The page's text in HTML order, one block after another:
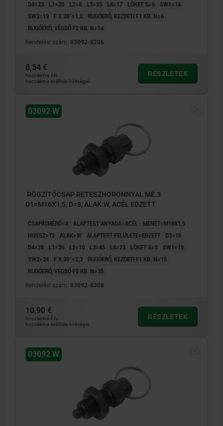
D4=23 L1=20 L2=8 L3=35 L4=17 LÖKET S=6
SW1=14
SW2=19
F X 30°=1,8
RUGÓERŐ, KEZDETI F1 KB. N=6
RUGÓERŐ, VÉGSŐ F2 KB. N=14
Rendelési szám: 03092-8206
8,34 €
hozzáértve Áfa
hozzáértve szállítási költségek
RÉSZLETEK
03092 W
RÖGZÍTŐCSAP RETESZHORONNYAL MÉ.3
D1=M16X1,5, D=8, ALAK:W, ACÉL EDZETT
CSAPÁTMÉRŐ=8 ALAPTEST ANYAGA=ACÉL
MENET=M16X1,5
HOSSZ=72 ALAK=W ALAPTEST FELÜLETE=EDZETT
D3=16
D4=28
L1=26 L2=10 L3=45 L4=23 LÖKET S=8
SW1=19
SW2=24
F X 30°=2,3
RUGÓERŐ, KEZDETI F1 KB. N=15
RUGÓERŐ, VÉGSŐ F2 KB. N=35
Rendelési szám: 03092-8308
10,90 €
hozzáértve Áfa
hozzáértve szállítási költségek
RÉSZLETEK
03092 W